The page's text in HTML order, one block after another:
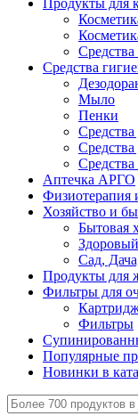
Продукты для
Средства
Мыло
Пенки
Средства
Средства
Аптечка АРГО
Физиотерапия
Хозяйство и
Бытовая
Сад,
Продукты для
Фильтры для
Фильтры
Популярные
Новинки в